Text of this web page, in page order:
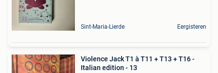
Sint-Maria-Lierde Eergisteren
Violence Jack T1 à T11 + T13 + T16 -
Italian edition - 13